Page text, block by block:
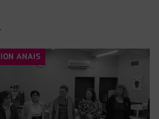
ANAIS